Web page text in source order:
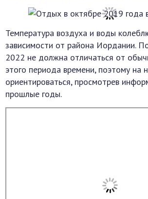
Температура воздуха и воды
зависимости от района Иордании.
2022 не должна отличаться от
этого периода времени, поэтому на
ориентироваться, просмотрев
прошлые годы.